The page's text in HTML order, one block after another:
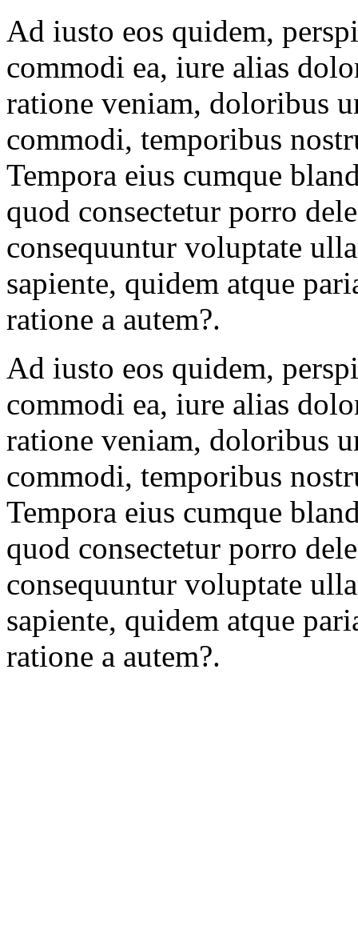
Ad iusto eos quidem,
commodi ea, iure alias
ratione veniam, doloribus
commodi, temporibus
Tempora eius cumque
quod consectetur porro
consequuntur voluptate
sapiente, quidem atque
ratione a autem?.
Ad iusto eos quidem,
commodi ea, iure alias
ratione veniam, doloribus
commodi, temporibus
Tempora eius cumque
quod consectetur porro
consequuntur voluptate
sapiente, quidem atque
ratione a autem?.